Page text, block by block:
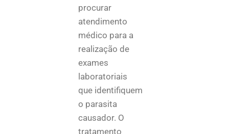
procurar
atendimento
médico para a
realização de
exames
laboratoriais
que identifiquem
o parasita
causador. O
tratamento